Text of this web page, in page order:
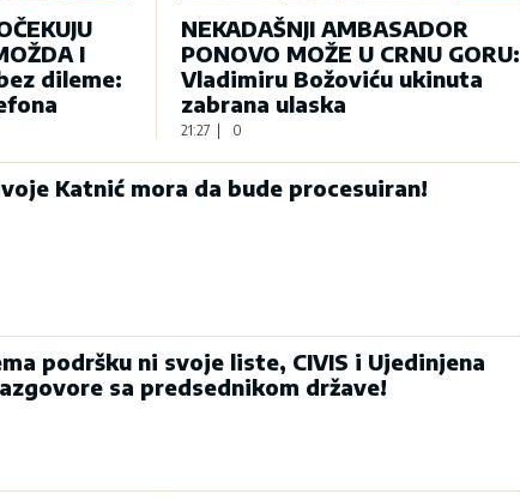
I
dileme:
NEKADAŠNJI AMBASADOR
PONOVO MOŽE U CRNU GORU:
Vladimiru Božoviću ukinuta
zabrana ulaska
21:27 | 0
Katnić mora da bude procesuiran!
podršku ni svoje liste, CIVIS i Ujedinjena
sa predsednikom države!